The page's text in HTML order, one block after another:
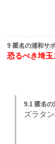
9 匿名の浦和サ
恐るべき埼玉
9.1 匿名の
ズラタ